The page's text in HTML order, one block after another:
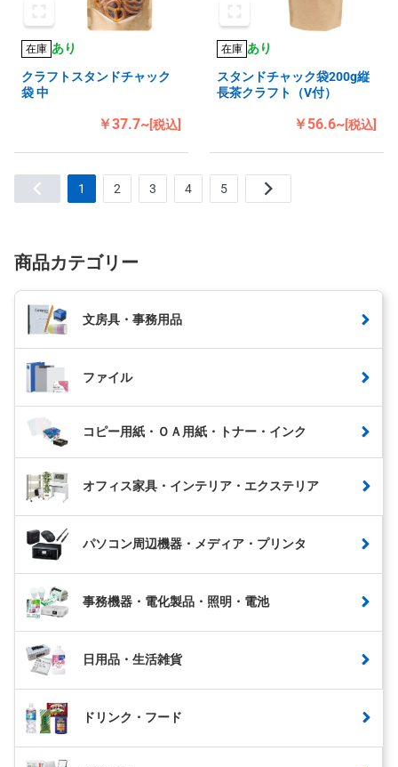
在庫 あり
クラフトスタンドチャック
袋 中
￥37.7~[税込]
在庫 あり
スタンドチャック袋200g縦
長茶クラフト（V付）
￥56.6~[税込]
1 2 3 4 5
商品カテゴリー
文房具・事務用品
ファイル
コピー用紙・ＯＡ用紙・トナー・インク
オフィス家具・インテリア・エクステリア
パソコン周辺機器・メディア・プリンタ
事務機器・電化製品・照明・電池
日用品・生活雑貨
ドリンク・フード